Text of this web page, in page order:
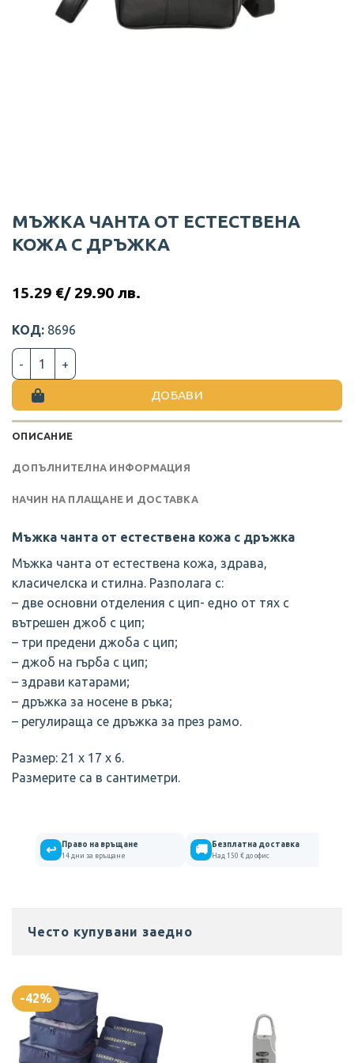
МЪЖКА ЧАНТА ОТ ЕСТЕСТВЕНА
КОЖА С ДРЪЖКА
15.29 €/ 29.90 лв.
КОД: 8696
количество за МЪЖКА ЧАНТА ОТ ЕСТЕСТВЕНА КОЖА С
ДОБАВИ
ОПИСАНИЕ
ДОПЪЛНИТЕЛНА ИНФОРМАЦИЯ
НАЧИН НА ПЛАЩАНЕ И ДОСТАВКА
Мъжка чанта от естествена кожа с дръжка
Мъжка чанта от естествена кожа, здрава,
класичелска и стилна. Разполага с:
– две основни отделения с цип- едно от тях с
вътрешен джоб с цип;
– три предени джоба с цип;
– джоб на гърба с цип;
– здрави катарами;
– дръжка за носене в ръка;
– регулираща се дръжка за през рамо.
Размер: 21 х 17 х 6.
Размерите са в сантиметри.
↩ Право на връщане
14 дни за връщане 🚚 Безплатна доставка
Над 150 € до офис
МЪЖКА ЧАНТА ОТ ЕСТЕСТВЕНА КОЖА С ДРЪЖКА
Rating: 5/5
Страхотна е
Чантичката е много удобна и има много отделения.
Tue Jun 02 2026 16:13:40 GMT+0000 (Coordinated
Често купувани заедно
-42%